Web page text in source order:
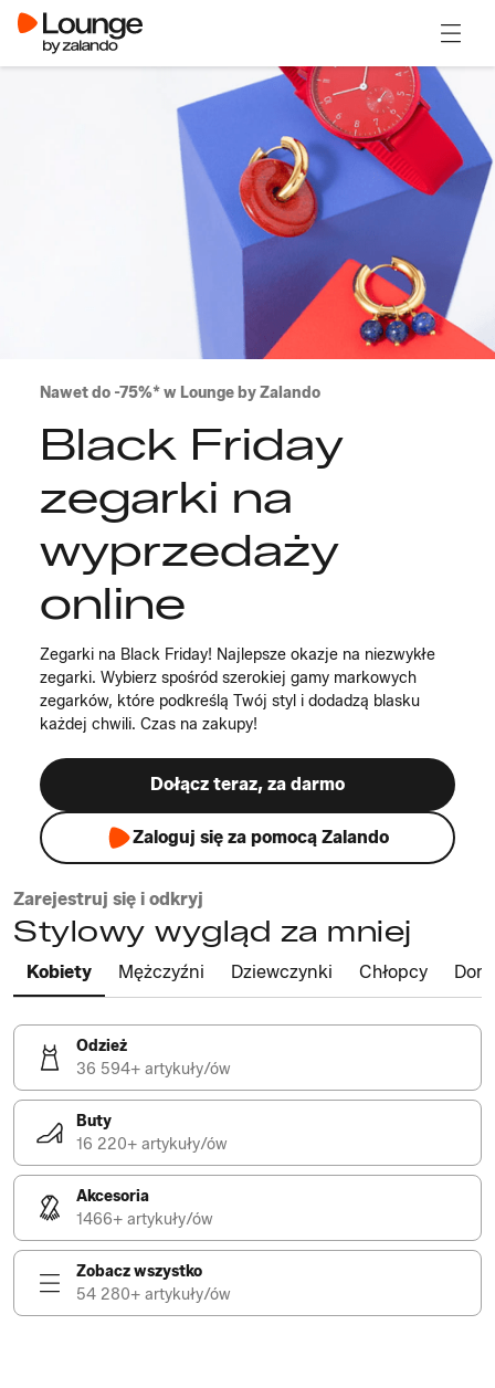
Nawet do -75%* w Lounge by Zalando
Black Friday
zegarki na
wyprzedaży
online
Zegarki na Black Friday! Najlepsze okazje na niezwykłe
zegarki. Wybierz spośród szerokiej gamy markowych
zegarków, które podkreślą Twój styl i dodadzą blasku
każdej chwili. Czas na zakupy!
Dołącz teraz, za darmo
Zaloguj się za pomocą Zalando
Zarejestruj się i odkryj
Stylowy wygląd za mniej
Kobiety Mężczyźni Dziewczynki Chłopcy Dom
Odzież
36 594+ artykuły/ów
Buty
16 220+ artykuły/ów
Akcesoria
1466+ artykuły/ów
Zobacz wszystko
54 280+ artykuły/ów